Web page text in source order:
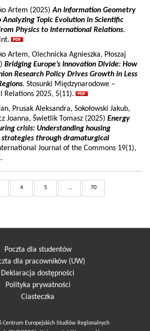
Artem (2025)An Information Geometry
Analyzing Topic Evolution in Scientific
Physics to International Relations.
Artem, Olechnicka Agnieszka, Płoszaj
Bridging Europe’s Innovation Divide: How
Research Policy Drives Growth in Less
. Stosunki Międzynarodowe –
Relations 2025, 5(11).
Prusak Aleksandra, Sokołowski Jakub,
Joanna, Świetlik Tomasz (2025) Energy
crisis: Understanding housing
through dramaturgical
Journal of the Commons 19(1),
4 5 ... 70
Poczta dla studentów
dla pracowników (UW)
Deklaracja dostępności
Polityka prywatności
Ciasteczka
Centrum Europejskich Studiów Regionalnych